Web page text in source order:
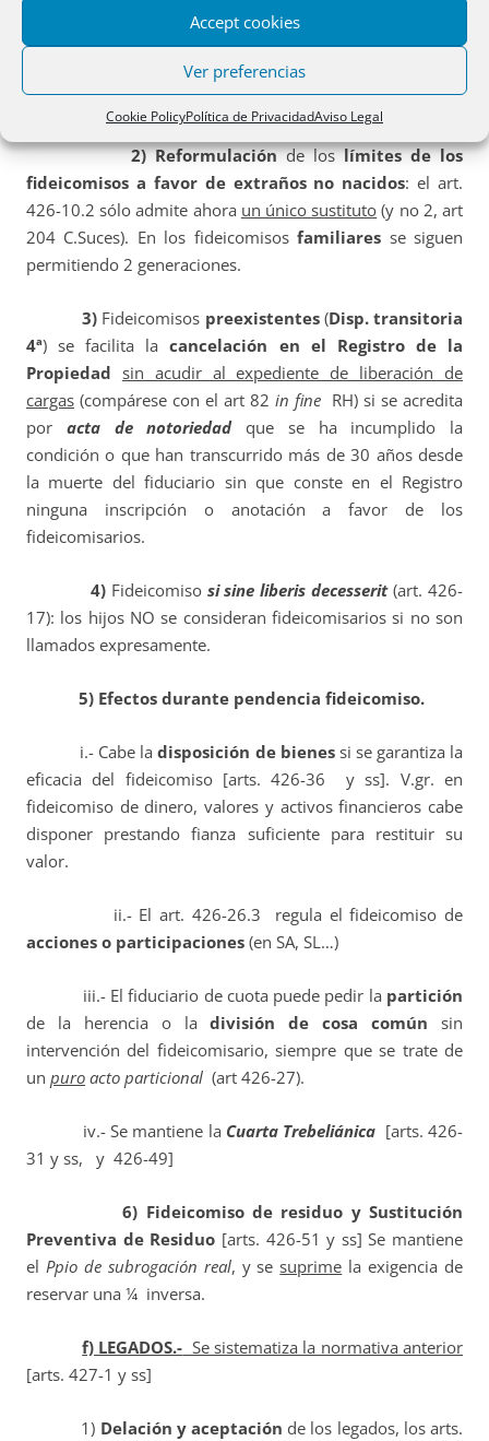
Accept cookies
Ver preferencias
Cookie PolicyPolítica de PrivacidadAviso Legal
normativa para simplificarla. [arts. 426-1 y ss]
Los artículos derogados, se incorporan a la
tradición jurídica catalana.
2) Reformulaciónde loslímites de los
fideicomisos a favor de extraños no nacidos: el art.
426-10.2 sólo admite ahora un único sustituto (y no 2, art
204 C.Suces). En los fideicomisosfamiliares se siguen
permitiendo 2 generaciones.
3) Fideicomisos preexistentes(Disp. transitoria
4ª) se facilita lacancelación en el Registro de la
Propiedad sin acudir al expediente de liberación de
cargas (compárese con el art 82 in fine RH) si se acredita
por acta de notoriedadque se ha incumplido la
condición o que han transcurrido más de 30 años desde
la muerte del fiduciario sin que conste en el Registro
ninguna inscripción o anotación a favor de los
fideicomisarios.
4)Fideicomisosi sine liberis decesserit(art. 426-
17): los hijos NO se consideran fideicomisarios si no son
llamados expresamente.
5) Efectos durante pendencia fideicomiso.
i.- Cabe ladisposición de bienessi se garantiza la
eficacia del fideicomiso [arts. 426-36 y ss]. V.gr. en
fideicomiso de dinero, valores y activos financieros cabe
disponer prestando fianza suficiente para restituir su
valor.
ii.- El art. 426-26.3 regula el fideicomiso de
acciones o participaciones (en SA, SL…)
iii.- El fiduciario de cuota puede pedir la partición
de la herencia o ladivisión de cosa común sin
intervención del fideicomisario, siempre que se trate de
un puro acto particional (art 426-27).
iv.- Se mantiene la Cuarta Trebeliánica [arts. 426-
31 y ss, y 426-49]
6) Fideicomiso de residuo y Sustitución
Preventiva de Residuo [arts. 426-51 y ss] Se mantiene
el Ppio de subrogación real, y sesuprime la exigencia de
reservar una ¼ inversa.
f) LEGADOS.- Se sistematiza la normativa anterior
[arts. 427-1 y ss]
1) Delación y aceptación de los legados, los arts.